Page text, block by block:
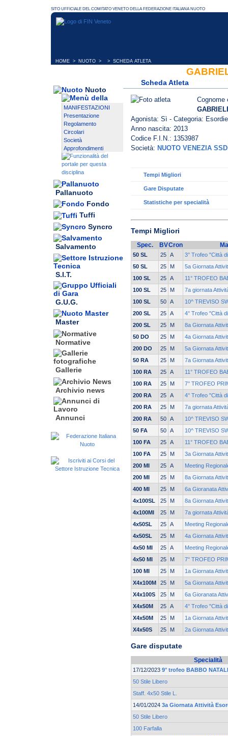
HOME > NUOTO > > SCHEDA ATLETA
Nuoto
MANIFESTAZIONI
Presentazione
Regolamento
Circolari
Società
Approfondimenti
Pallanuoto
Fondo
Tuffi
Syncro
Salvamento
S.I.T.
G.U.G.
Master
Normative
Gallerie
Archivio news
Annunci
Scheda Atleta
Agonista: Sì - Categoria:
Anno nascita: 2013
Codice F.I.N.: 1353987
Società: NUOTO VENEZIA SSD
Tempi Migliori
Gare Disputate
Statistiche per specialità
Tempi Migliori
Spec. BVCron
50 SL 25 A
3° Trofeo "Città
50 SL
25 M
5a Giornata
100 SL
25 A
11° TROFEO
100 SL
25 M
7a giornata
100 SL
50 A
10^ TREVISO
200 SL
25 A
4° Trofeo "Città
200 SL
25 M
8a Giornata
50 DO
25 M
4a Giornata
200 DO
25 M
5a Giornata
50 RA
25 M
7a Giornata
100 RA
25 A
11° TROFEO
100 RA
25 M
7° TROFEO
200 RA
25 A
4° Trofeo "Città
200 RA
25 M
7a giornata
200 RA
50 A
10^ TREVISO
50 FA
50 A
10^ TREVISO
100 FA
25 A
11° TROFEO
100 FA
25 M
3a Giornata
200 MI
25 A
Meeting
200 MI
25 M
8a Giornata
400 MI
25 M
6a Gioranata
4x100SL
25 M
8a Giornata
4x100MI
25 M
7a giornata
4x50SL
25 A
Meeting
4x50SL
25 M
4a Giornata
4x50 MI
25 A
Meeting
4x50 MI
25 M
7° TROFEO
100 MI
25 M
1a Giornata
X4x100M
25 M
5a Giornata
X4x100S
25 M
6a Gioranata
X4x50M
25 A
4° Trofeo "Città
X4x50M
25 M
1a Giornata
X4x50S
25 M 2a Giornata
Gare disputate
Specialità
17/12/2023 9° trofeo BABBO
50 Stile Libero
Staff. 4x50 Stile L.
14/01/2024 3a Giornata Attività
50 Stile Libero
100 Farfalla